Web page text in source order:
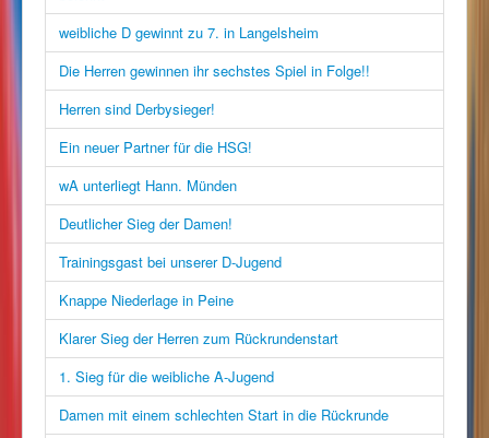
weibliche D gewinnt zu 7. in Langelsheim
Die Herren gewinnen ihr sechstes Spiel in Folge!!
Herren sind Derbysieger!
Ein neuer Partner für die HSG!
wA unterliegt Hann. Münden
Deutlicher Sieg der Damen!
Trainingsgast bei unserer D-Jugend
Knappe Niederlage in Peine
Klarer Sieg der Herren zum Rückrundenstart
1. Sieg für die weibliche A-Jugend
Damen mit einem schlechten Start in die Rückrunde